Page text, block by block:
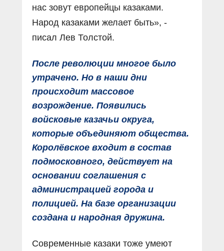
нас зовут европейцы казаками.
Народ казаками желает быть», -
писал Лев Толстой.
После революции многое было
утрачено. Но в наши дни
происходит массовое
возрождение. Появились
войсковые казачьи округа,
которые объединяют общества.
Королёвское входит в состав
подмосковного, действует на
основании соглашения с
администрацией города и
полицией. На базе организации
создана и народная дружина.
Современные казаки тоже умеют